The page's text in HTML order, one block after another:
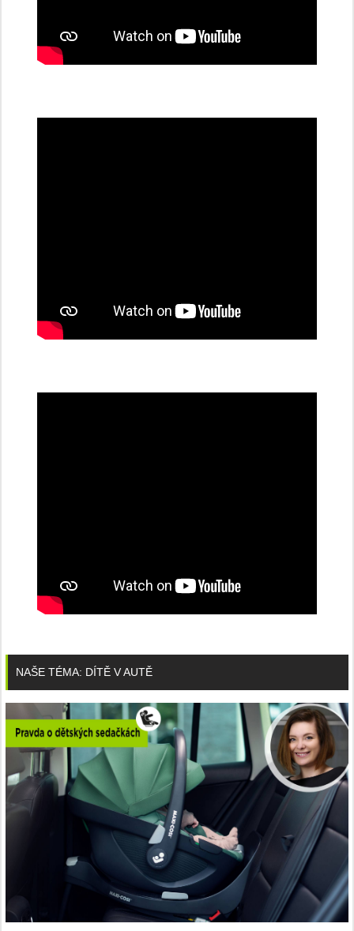
NAŠE TÉMA: DÍTĚ V AUTĚ